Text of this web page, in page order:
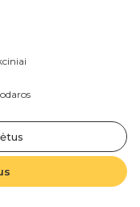
slapukas
Jūsų